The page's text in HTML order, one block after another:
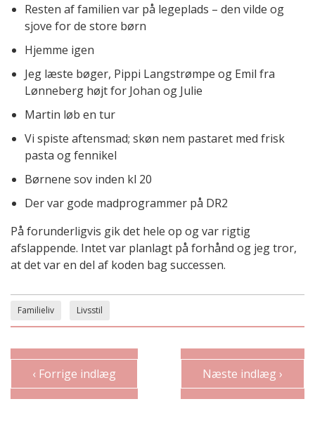
Resten af familien var på legeplads – den vilde og
sjove for de store børn
Hjemme igen
Jeg læste bøger, Pippi Langstrømpe og Emil fra
Lønneberg højt for Johan og Julie
Martin løb en tur
Vi spiste aftensmad; skøn nem pastaret med frisk
pasta og fennikel
Børnene sov inden kl 20
Der var gode madprogrammer på DR2
På forunderligvis gik det hele op og var rigtig
afslappende. Intet var planlagt på forhånd og jeg tror,
at det var en del af koden bag successen.
Familieliv Livsstil
‹ Forrige indlæg Næste indlæg ›